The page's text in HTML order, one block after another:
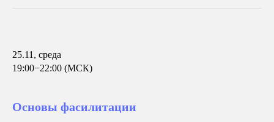
25.11, среда
19:00−22:00 (МСК)
Основы фасилитации
Карточки синтеза
методологий